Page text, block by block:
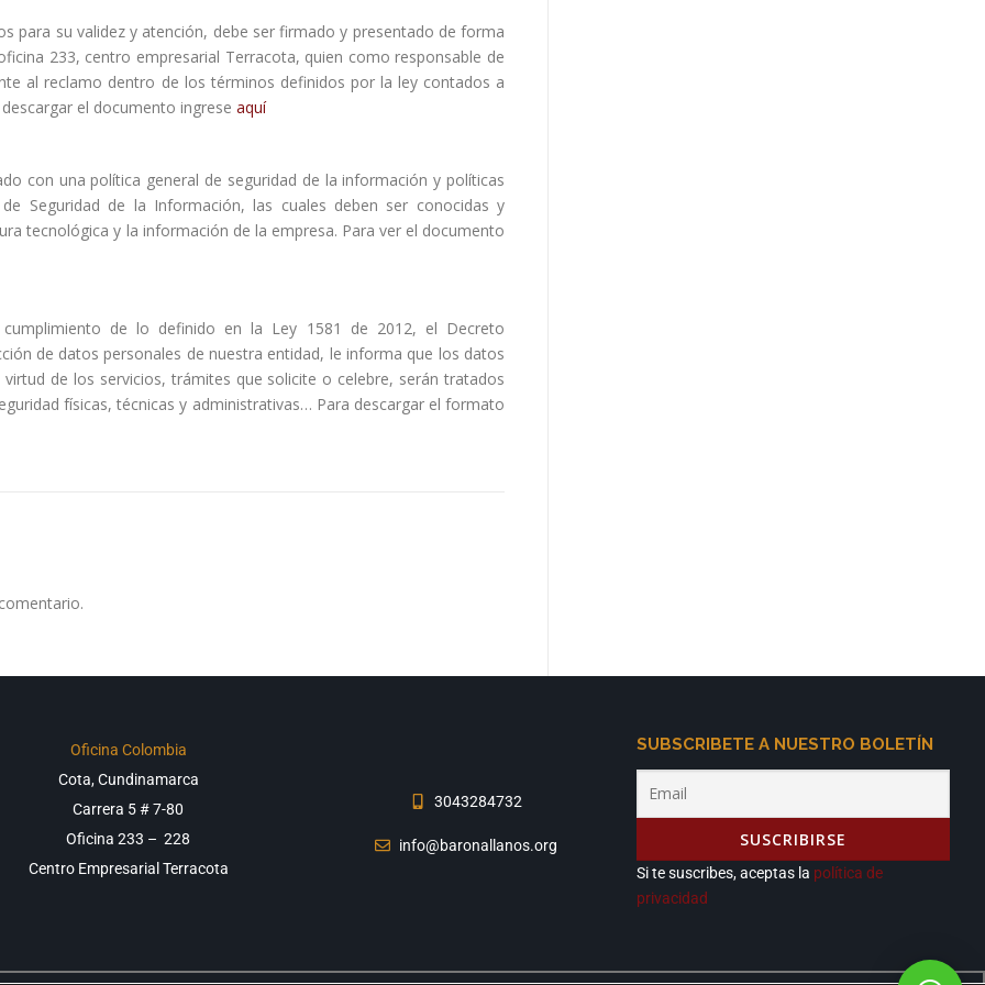
para su validez y atención, debe ser firmado y presentado de forma
233, centro empresarial Terracota, quien como responsable de
al reclamo dentro de los términos definidos por la ley contados a
el documento ingrese aquí
con una política general de seguridad de la información y políticas
Seguridad de la Información, las cuales deben ser conocidas y
tecnológica y la información de la empresa. Para ver el documento
cumplimiento de lo definido en la Ley 1581 de 2012, el Decreto
de datos personales de nuestra entidad, le informa que los datos
de los servicios, trámites que solicite o celebre, serán tratados
físicas, técnicas y administrativas… Para descargar el formato
Oficina Colombia
Cota, Cundinamarca
Carrera 5 # 7-80
Oficina 233 – 228
Centro Empresarial Terracota
3043284732
info@baronallanos.org
SUBSCRIBETE A NUESTRO BOLETÍN
Si te suscribes, aceptas la política de
privacidad